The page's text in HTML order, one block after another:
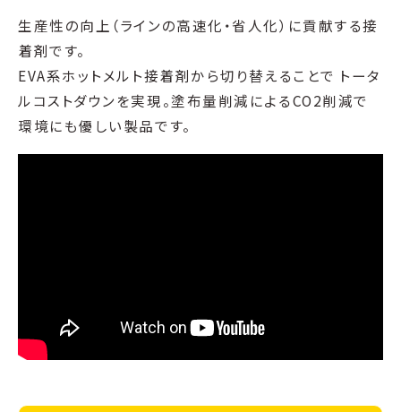
生産性の向上（ラインの高速化・省人化）に貢献する接
着剤です。
EVA系ホットメルト接着剤から切り替えることで トータ
ルコストダウンを実現。塗布量削減によるCO2削減で
環境にも優しい製品です。